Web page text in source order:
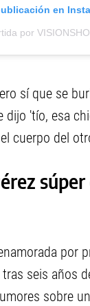
en
por
sí que se
'tío, esa
cuerpo del
por
seis años
sobre